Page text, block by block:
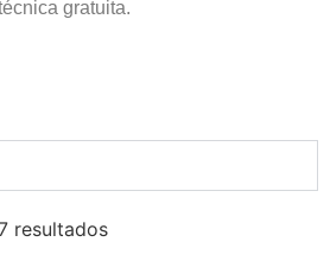
gratuita.
resultados